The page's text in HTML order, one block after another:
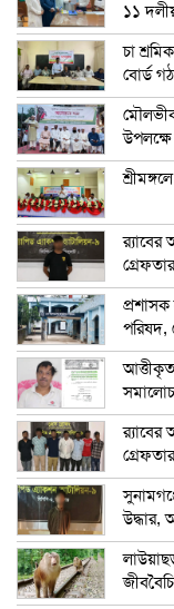
১১
চা
বোর্ড
র‍্যাবের
পরিষদ,
র‍্যাবের
গ্রেফতার
উদ্ধার,